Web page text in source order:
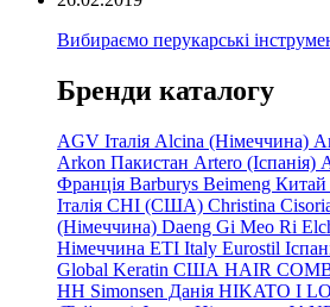
Вибираємо перукарські
Бренди каталогу
AGV Італія Alcina (Німеччина)
Arkon Пакистан Artero (Іспанія)
Франція Barburys Beimeng Китай
Італія CHI (США) Christina
(Німеччина) Daeng Gi Meo Ri
Німеччина ETI Italy Eurostil
Global Keratin США HAIR
HH Simonsen Данія HIKATO I